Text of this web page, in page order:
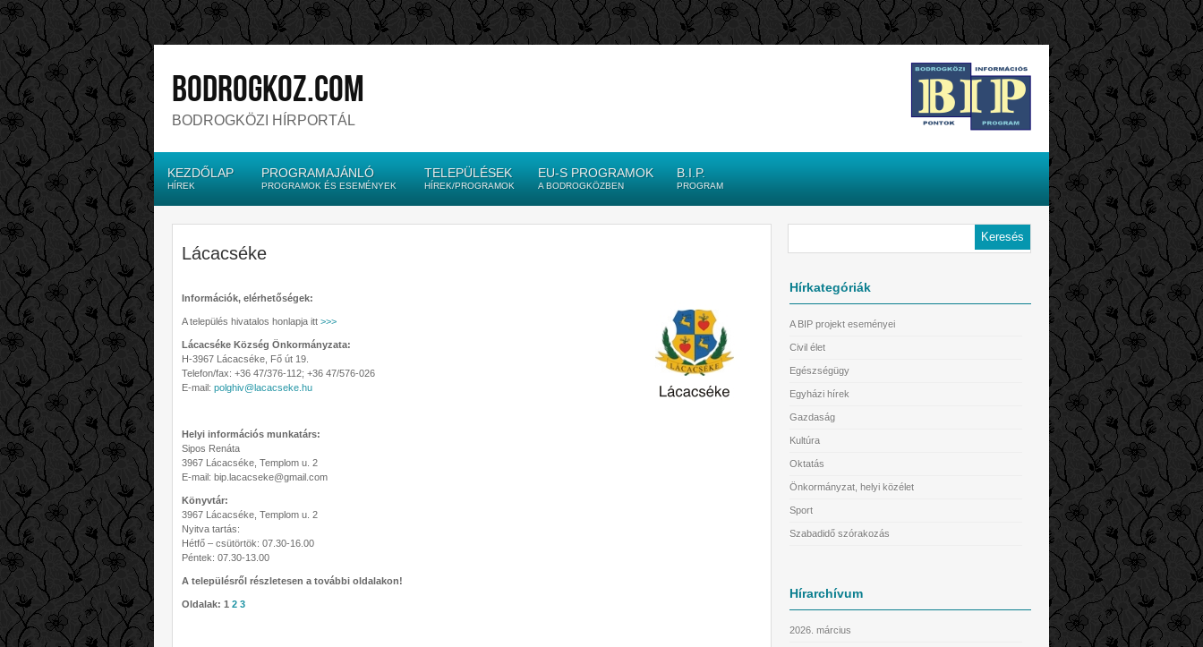
bodrogkoz.com
BODROGKÖZI HÍRPORTÁL
KEZDŐLAP
HÍREK
PROGRAMAJÁNLÓ
PROGRAMOK ÉS ESEMÉNYEK
TELEPÜLÉSEK
HÍREK/PROGRAMOK
EU-S PROGRAMOK
A BODROGKÖZBEN
B.I.P.
PROGRAM
Lácacséke
Információk, elérhetőségek:
A település hivatalos honlapja itt >>>
Lácacséke Község Önkormányzata:
H-3967 Lácacséke, Fő út 19.
Telefon/fax: +36 47/376-112; +36 47/576-026
E-mail: polghiv@lacacseke.hu
Helyi információs munkatárs:
Sipos Renáta
3967 Lácacséke, Templom u. 2
E-mail: bip.lacacseke@gmail.com
Könyvtár:
3967 Lácacséke, Templom u. 2
Nyitva tartás:
Hétfő – csütörtök: 07.30-16.00
Péntek: 07.30-13.00
A településről részletesen a további oldalakon!
Oldalak: 1 2 3
Hírkategóriák
A BIP projekt eseményei
Civil élet
Egészségügy
Egyházi hírek
Gazdaság
Kultúra
Oktatás
Önkormányzat, helyi közélet
Sport
Szabadidő szórakozás
Hírarchívum
2026. március